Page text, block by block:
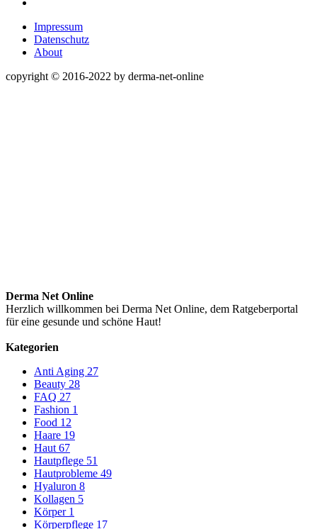
Impressum
Datenschutz
About
copyright © 2016-2022 by derma-net-online
Derma Net Online
Herzlich willkommen bei Derma Net Online, dem Ratgeberportal
für eine gesunde und schöne Haut!
Kategorien
Anti Aging 27
Beauty 28
FAQ 27
Fashion 1
Food 12
Haare 19
Haut 67
Hautpflege 51
Hautprobleme 49
Hyaluron 8
Kollagen 5
Körper 1
Körperpflege 17